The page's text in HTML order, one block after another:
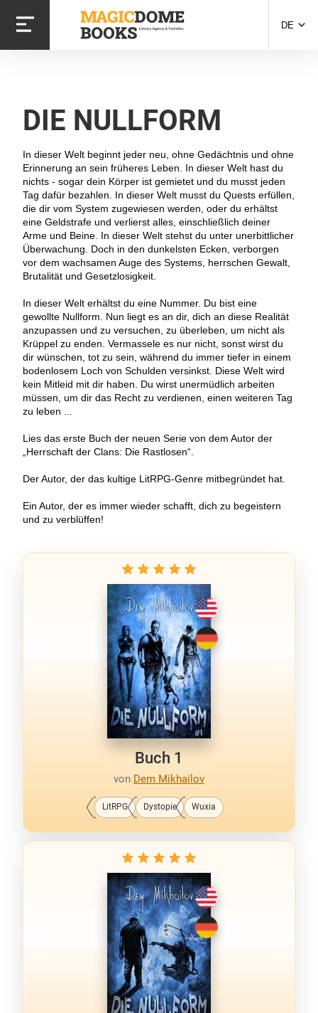
zum
Inhalt
DE
DIE NULLFORM
In dieser Welt beginnt jeder neu, ohne Gedächtnis und ohne
Erinnerung an sein früheres Leben. In dieser Welt hast du
nichts - sogar dein Körper ist gemietet und du musst jeden
Tag dafür bezahlen. In dieser Welt musst du Quests erfüllen,
die dir vom System zugewiesen werden, oder du erhältst
eine Geldstrafe und verlierst alles, einschließlich deiner
Arme und Beine. In dieser Welt stehst du unter unerbittlicher
Überwachung. Doch in den dunkelsten Ecken, verborgen
vor dem wachsamen Auge des Systems, herrschen Gewalt,
Brutalität und Gesetzlosigkeit.
In dieser Welt erhältst du eine Nummer. Du bist eine
gewollte Nullform. Nun liegt es an dir, dich an diese Realität
anzupassen und zu versuchen, zu überleben, um nicht als
Krüppel zu enden. Vermassele es nur nicht, sonst wirst du
dir wünschen, tot zu sein, während du immer tiefer in einem
bodenlosem Loch von Schulden versinkst. Diese Welt wird
kein Mitleid mit dir haben. Du wirst unermüdlich arbeiten
müssen, um dir das Recht zu verdienen, einen weiteren Tag
zu leben ...
Lies das erste Buch der neuen Serie von dem Autor der
„Herrschaft der Clans: Die Rastlosen“.
Der Autor, der das kultige LitRPG-Genre mitbegründet hat.
Ein Autor, der es immer wieder schafft, dich zu begeistern
und zu verblüffen!
Buch 1
von Dem Mikhailov
LitRPG Dystopie Wuxia